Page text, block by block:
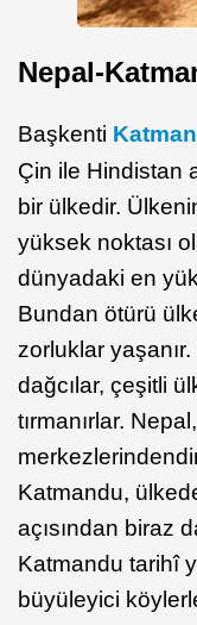
Nepal-
Başkenti
Çin ile Hindistan
bir ülkedir.
yüksek noktası
dünyadaki en
Bundan ötürü
zorluklar
dağcılar, çeşitli
tırmanırlar.
Katmandu,
açısından biraz
Katmandu tarihî
büyüleyici